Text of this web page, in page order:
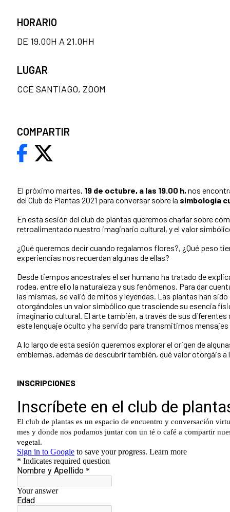
El próximo martes, 19 de octubre, a las 19.00 h, nos
del Club de Plantas 2021 para conversar sobre la simbología
En esta sesión del club de plantas queremos charlar sobre
retroalimentado nuestro imaginario cultural, y el valor
¿Qué queremos decir cuando regalamos flores?, ¿Qué peso
experiencias nos recuerdan algunas de ellas?
Desde tiempos ancestrales el ser humano ha tratado de
rodea, entre ello la naturaleza y sus fenómenos. Para dar
las mismas, se valió de mitos y leyendas. Las plantas han
otorgándoles un valor simbólico que trasciende su esencia
imaginario cultural. El arte también, a través de sus
este lenguaje oculto y ha servido para transmitirnos
A lo largo de esta sesión queremos explorar el origen de
emblemas, además de descubrir también, qué valor otorgáis
INSCRIPCIONES
HORARIO
DE 19.00H A 21.0HH
LUGAR
CCE SANTIAGO, ZOOM
COMPARTIR